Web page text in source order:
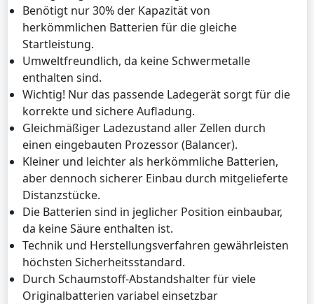
Benötigt nur 30% der Kapazität von
herkömmlichen Batterien für die gleiche
Startleistung.
Umweltfreundlich, da keine Schwermetalle
enthalten sind.
Wichtig! Nur das passende Ladegerät sorgt für die
korrekte und sichere Aufladung.
Gleichmäßiger Ladezustand aller Zellen durch
einen eingebauten Prozessor (Balancer).
Kleiner und leichter als herkömmliche Batterien,
aber dennoch sicherer Einbau durch mitgelieferte
Distanzstücke.
Die Batterien sind in jeglicher Position einbaubar,
da keine Säure enthalten ist.
Technik und Herstellungsverfahren gewährleisten
höchsten Sicherheitsstandard.
Durch Schaumstoff-Abstandshalter für viele
Originalbatterien variabel einsetzbar